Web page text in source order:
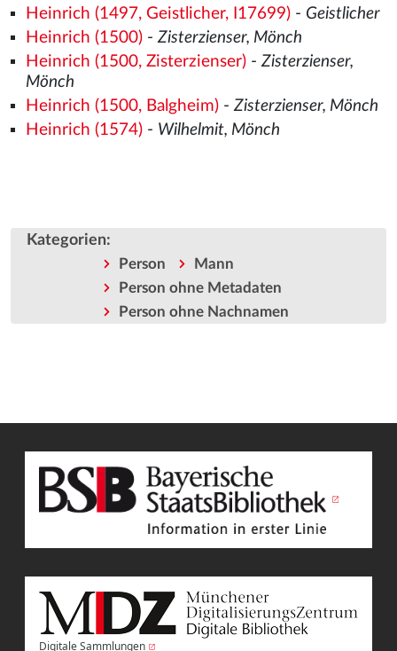
Heinrich (1497, Geistlicher, I17699)- Geistlicher
Heinrich (1500)-Zisterzienser, Mönch
Heinrich (1500, Zisterzienser)-Zisterzienser,
Mönch
Heinrich (1500, Balgheim)-Zisterzienser, Mönch
Heinrich (1574)- Wilhelmit, Mönch
Kategorien:
Person
Mann
Person ohne Metadaten
Person ohne Nachnamen
Digitale Sammlungen